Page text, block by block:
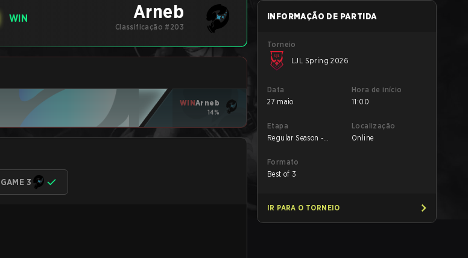
WIN Arneb
Classificação #203
WINArneb
14%
GAME 3
INFORMAÇÃO DE PARTIDA
Torneio
LJL Spring 2026
Data
27 maio
Hora de início
11:00
Etapa
Regular Season -
Localização
Online
Formato
Best of 3
IR PARA O TORNEIO